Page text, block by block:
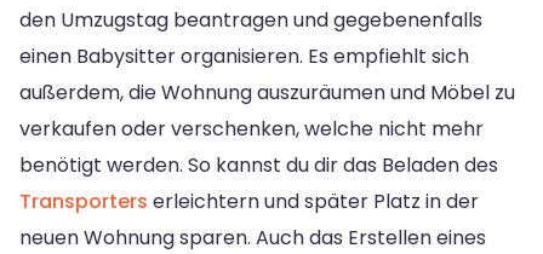
den Umzugstag beantragen und gegebenenfalls
einen Babysitter organisieren. Es empfiehlt sich
außerdem, die Wohnung auszuräumen und Möbel zu
verkaufen oder verschenken, welche nicht mehr
benötigt werden. So kannst du dir das Beladen des
Transporters erleichtern und später Platz in der
neuen Wohnung sparen. Auch das Erstellen eines